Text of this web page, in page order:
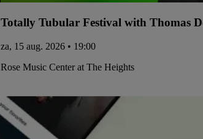
Totally Tubular Festival with Thomas
za, 15 aug. 2026 • 19:00
Rose Music Center at The Heights